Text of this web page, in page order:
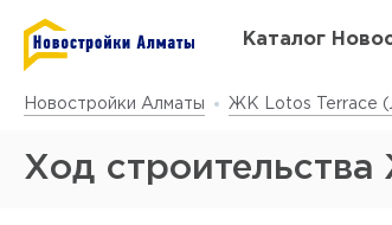
Каталог
Новостройки Алматы ЖК Lotos Terrace
Ход